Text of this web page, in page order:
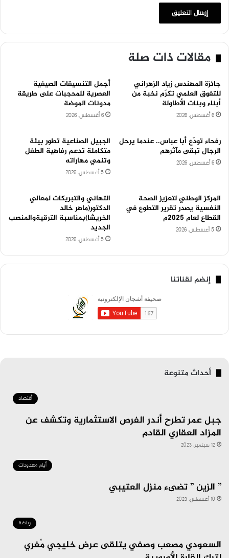
مقالات ذات صلة
جائزة المهندس زياد الزهراني
للتفوق العلمي تكرّم نخبة من
أبناء وبنات الأطاولة
6 أغسطس، 2026
أجمل التنسيقات الصيفية
العصرية للمحجبات على طريقة
مدونات الموضة
6 أغسطس، 2026
رفحاء تودّع أبا عباس.. عندما يرحل
الرجال تبقى مآثرهم
6 أغسطس، 2026
الجبيل الصناعية تطور بيئة
متكاملة تدعم رفاهية الطفل
وتنمي مهاراته
5 أغسطس، 2026
المركز الوطني لتعزيز الصحة
النفسية يصدر تقرير التطوع في
القطاع لعام 2025م
5 أغسطس، 2026
التهاني والتبريكات لمعالي
الدكتور(ماهر خالد
الخريشا)بمناسبة الترقيةوالمنصب
الجديد
5 أغسطس، 2026
إنضم لقناتنا
أحداث متنوعة
أقتصاد
جبل عمر تطرح أندر الفرص الاستثمارية وتكشف عن
المزاد العقاري القادم
12 سبتمبر، 2023
أيام معدودات
” الزين ” تضىء منزل العتيبي
10 أغسطس، 2023
رياضة
السعودي مصعب وصفي يتلقى عرض خليجي مُغري